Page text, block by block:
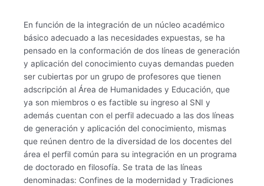
En función de la integración de un núcleo académico
básico adecuado a las necesidades expuestas, se ha
pensado en la conformación de dos líneas de generación
y aplicación del conocimiento cuyas demandas pueden
ser cubiertas por un grupo de profesores que tienen
adscripción al Área de Humanidades y Educación, que
ya son miembros o es factible su ingreso al SNI y
además cuentan con el perfil adecuado a las dos líneas
de generación y aplicación del conocimiento, mismas
que reúnen dentro de la diversidad de los docentes del
área el perfil común para su integración en un programa
de doctorado en filosofía. Se trata de las líneas
denominadas: Confines de la modernidad y Tradiciones